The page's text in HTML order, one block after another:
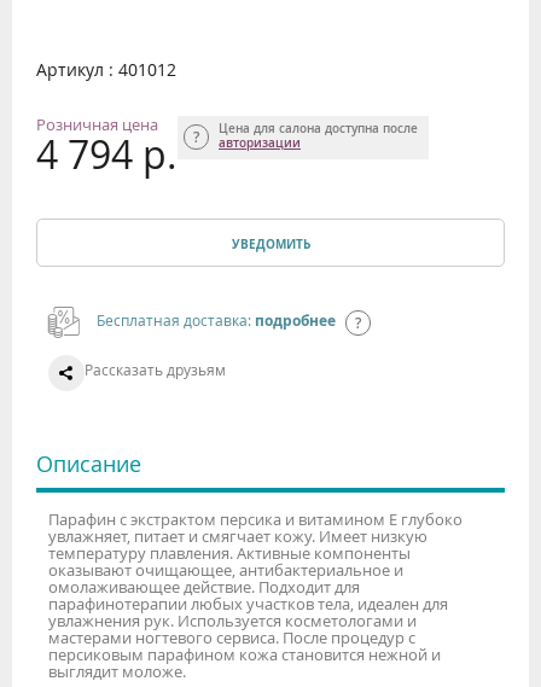
Артикул : 401012
Розничная цена
4 794 р.
Цена для салона доступна после
авторизации
УВЕДОМИТЬ
Бесплатная доставка: подробнее
Рассказать друзьям
Описание
Парафин с экстрактом персика и витамином Е глубоко
увлажняет, питает и смягчает кожу. Имеет низкую
температуру плавления. Активные компоненты
оказывают очищающее, антибактериальное и
омолаживающее действие. Подходит для
парафинотерапии любых участков тела, идеален для
увлажнения рук. Используется косметологами и
мастерами ногтевого сервиса. После процедур с
персиковым парафином кожа становится нежной и
выглядит моложе.